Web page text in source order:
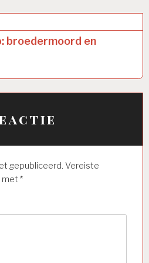
broedermoord en
gepubliceerd. Vereiste
met *